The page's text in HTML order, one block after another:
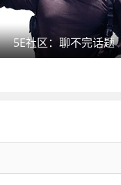
5E社区：聊不完话题